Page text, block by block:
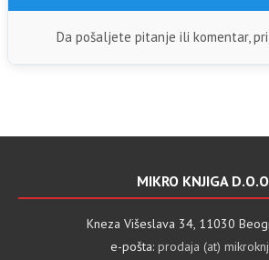
Da pošaljete pitanje ili komentar,
MIKRO KNJIGA
Kneza Višeslava 34, 11030
e-pošta: prodaja (at)